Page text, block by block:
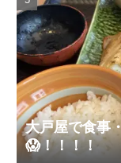
大戸屋で食事
😱！！！！